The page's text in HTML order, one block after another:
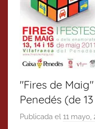
"Fires de
Penedés (de
Publicada el 11 mayo,